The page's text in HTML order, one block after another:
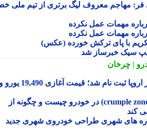
معروف لیگ برتری از تیم ملی خط
مهمات عمل نکرده
مهمات عمل نکرده
با پای ترکش خورده (عکس)
خبرساز شد
چرخان
جیلی E2 الکتریکی در اروپا ثبت نام شد؛ قیمت آغازی 19,490 یورو و
منطقه خرد شونده (crumple zone) در خودرو چیست و چگونه از
های شهری طراحی خودروی شهری جدید